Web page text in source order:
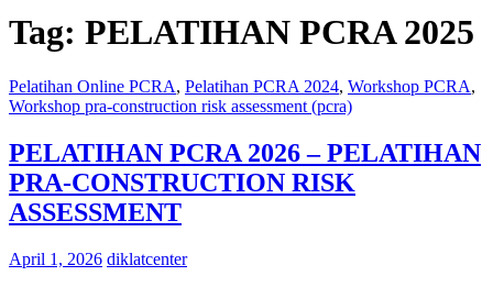
Tag: PELATIHAN PCRA 2025
Pelatihan Online PCRA, Pelatihan PCRA 2024, Workshop PCRA,
Workshop pra-construction risk assessment (pcra)
PELATIHAN PCRA 2026 – PELATIHAN
PRA-CONSTRUCTION RISK
ASSESSMENT
April 1, 2026 diklatcenter